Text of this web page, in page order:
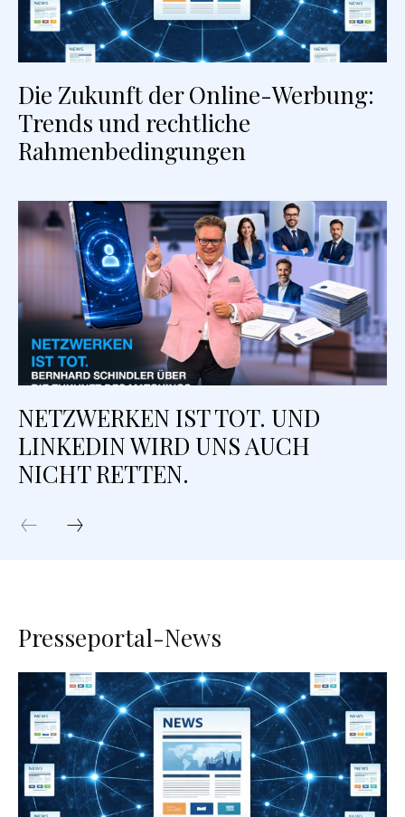
Die Zukunft der Online-Werbung:
Trends und rechtliche
Rahmenbedingungen
NETZWERKEN IST TOT. UND
LINKEDIN WIRD UNS AUCH
NICHT RETTEN.
Presseportal-News